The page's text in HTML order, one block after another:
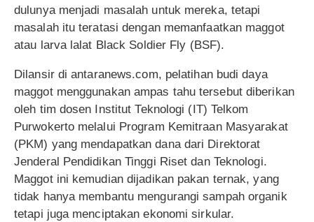
dulunya menjadi masalah untuk mereka, tetapi
masalah itu teratasi dengan memanfaatkan maggot
atau larva lalat Black Soldier Fly (BSF).
Dilansir di antaranews.com, pelatihan budi daya
maggot menggunakan ampas tahu tersebut diberikan
oleh tim dosen Institut Teknologi (IT) Telkom
Purwokerto melalui Program Kemitraan Masyarakat
(PKM) yang mendapatkan dana dari Direktorat
Jenderal Pendidikan Tinggi Riset dan Teknologi.
Maggot ini kemudian dijadikan pakan ternak, yang
tidak hanya membantu mengurangi sampah organik
tetapi juga menciptakan ekonomi sirkular.